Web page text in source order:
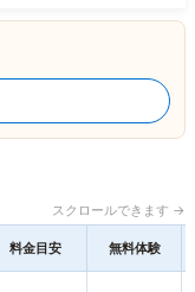
スクロールできます →
料金目安 無料体験